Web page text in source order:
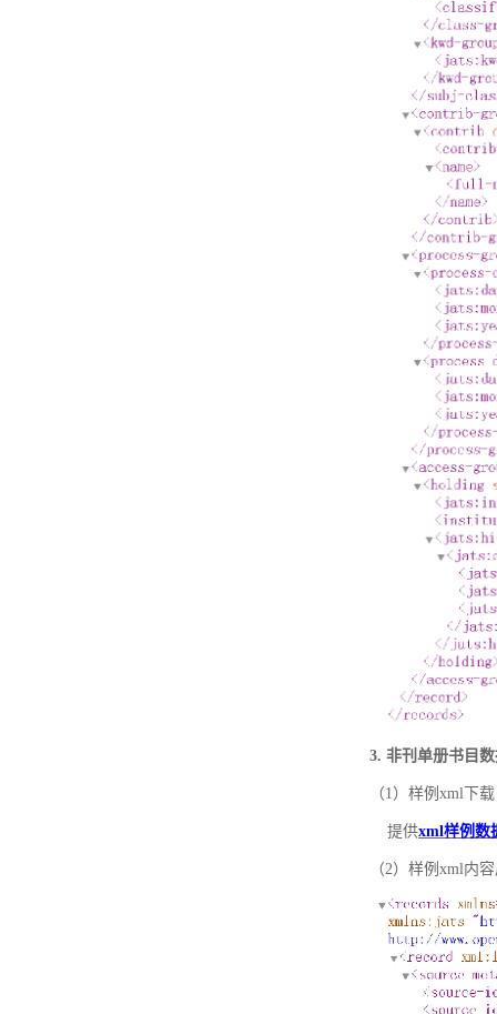
3. 非刊单册书目
（1）样例xml下载
提供xml样例数
（2）样例xml内